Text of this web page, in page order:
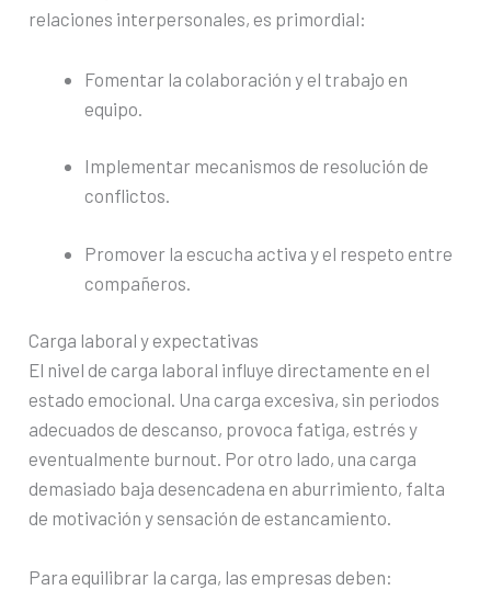
relaciones interpersonales, es primordial:
Fomentar la colaboración y el trabajo en
equipo.
Implementar mecanismos de resolución de
conflictos.
Promover la escucha activa y el respeto entre
compañeros.
Carga laboral y expectativas
El nivel de carga laboral influye directamente en el
estado emocional. Una carga excesiva, sin periodos
adecuados de descanso, provoca fatiga, estrés y
eventualmente burnout. Por otro lado, una carga
demasiado baja desencadena en aburrimiento, falta
de motivación y sensación de estancamiento.
Para equilibrar la carga, las empresas deben: